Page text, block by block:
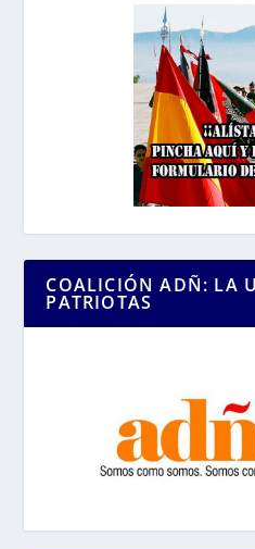
COALICIÓN ADÑ: LA
PATRIOTAS